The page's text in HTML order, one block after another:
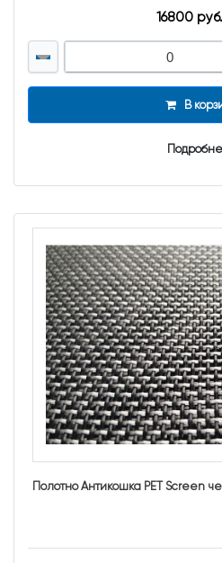
16800 руб.
В
Полотно Антикошка PET Screen